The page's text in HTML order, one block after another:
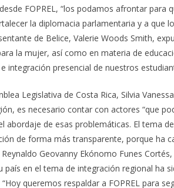
FOPREL, “los podamos afrontar para
la diplomacia parlamentaria y a que
de Belice, Valerie Woods Smith,
la mujer, así como en materia de
integración presencial de nuestros
Legislativa de Costa Rica, Silvia
es necesario contar con actores “que
abordaje de esas problemáticas. El tema
de forma más transparente, porque ha
Geovanny Ekónomo Funes
país en el tema de integración regional ha
queremos respaldar a FOPREL para